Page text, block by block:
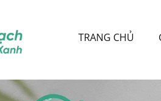
TRANG CHỦ